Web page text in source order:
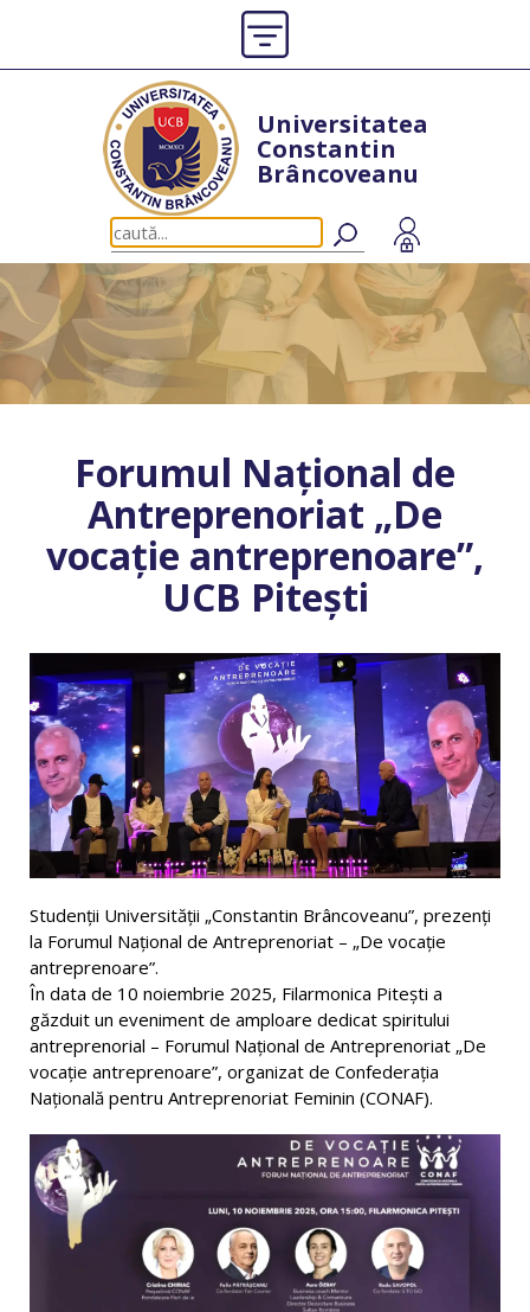
Universitatea
Constantin
Brâncoveanu
Forumul Național de
Antreprenoriat „De
vocație antreprenoare”,
UCB Pitești
Studenții Universității „Constantin Brâncoveanu”, prezenți
la Forumul Național de Antreprenoriat – „De vocație
antreprenoare”.
În data de 10 noiembrie 2025, Filarmonica Pitești a
găzduit un eveniment de amploare dedicat spiritului
antreprenorial – Forumul Național de Antreprenoriat „De
vocație antreprenoare”, organizat de Confederația
Națională pentru Antreprenoriat Feminin (CONAF).